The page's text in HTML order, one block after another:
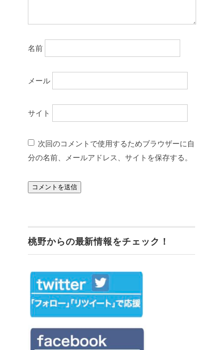
名前
メール
サイト
次回のコメントで使用するためブラウザーに自
分の名前、メールアドレス、サイトを保存する。
桃野からの最新情報をチェック！